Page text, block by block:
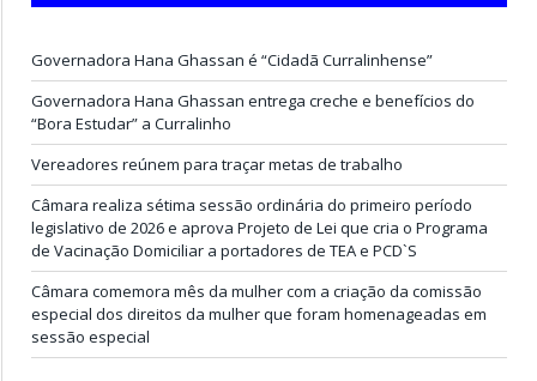
Governadora Hana Ghassan é “Cidadã Curralinhense”
Governadora Hana Ghassan entrega creche e benefícios do
“Bora Estudar” a Curralinho
Vereadores reúnem para traçar metas de trabalho
Câmara realiza sétima sessão ordinária do primeiro período
legislativo de 2026 e aprova Projeto de Lei que cria o Programa
de Vacinação Domiciliar a portadores de TEA e PCD`S
Câmara comemora mês da mulher com a criação da comissão
especial dos direitos da mulher que foram homenageadas em
sessão especial